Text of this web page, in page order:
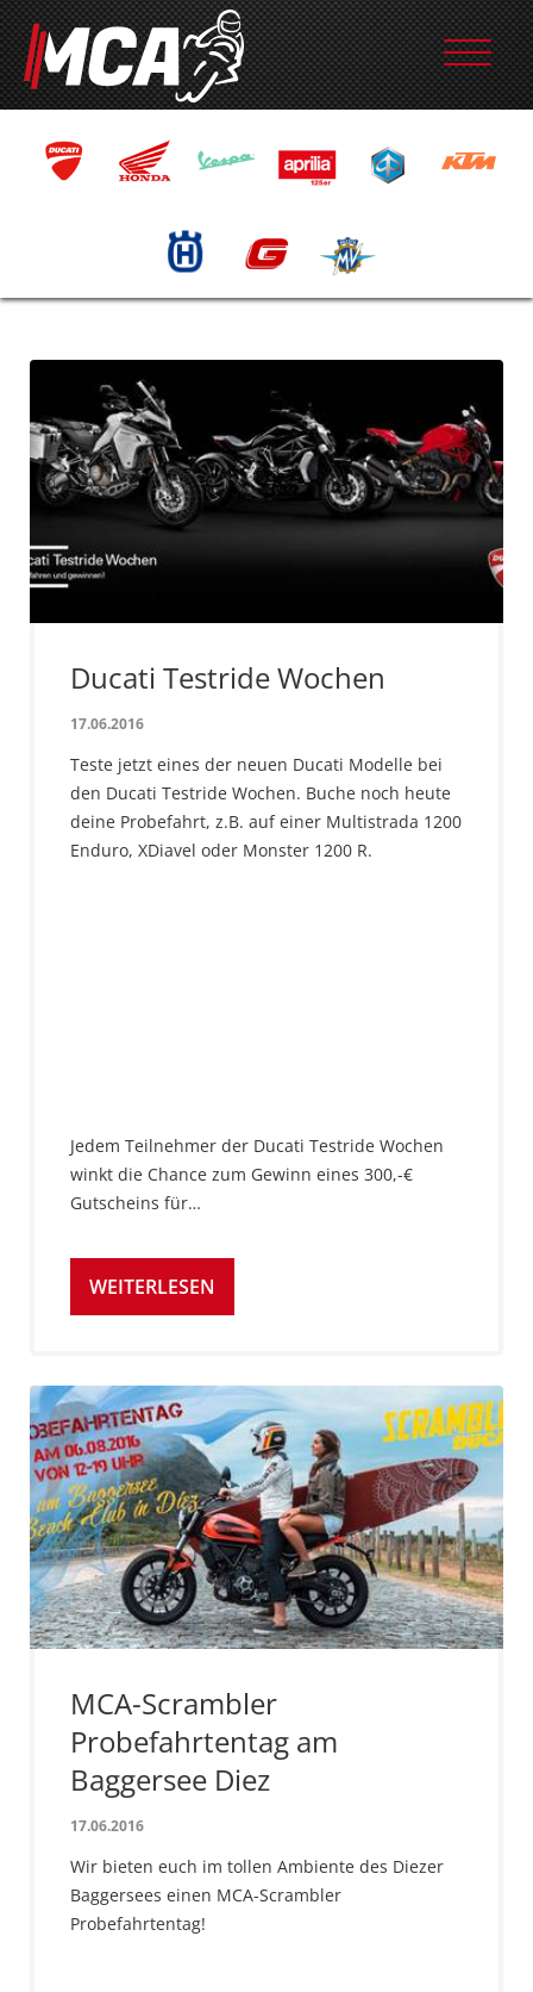
Ducati Testride Wochen
17.06.2016
Teste jetzt eines der neuen Ducati Modelle bei
den Ducati Testride Wochen. Buche noch heute
deine Probefahrt, z.B. auf einer Multistrada 1200
Enduro, XDiavel oder Monster 1200 R.
Jedem Teilnehmer der Ducati Testride Wochen
winkt die Chance zum Gewinn eines 300,-€
Gutscheins für…
WEITERLESEN
MCA-Scrambler
Probefahrtentag am
Baggersee Diez
17.06.2016
Wir bieten euch im tollen Ambiente des Diezer
Baggersees einen MCA-Scrambler
Probefahrtentag!